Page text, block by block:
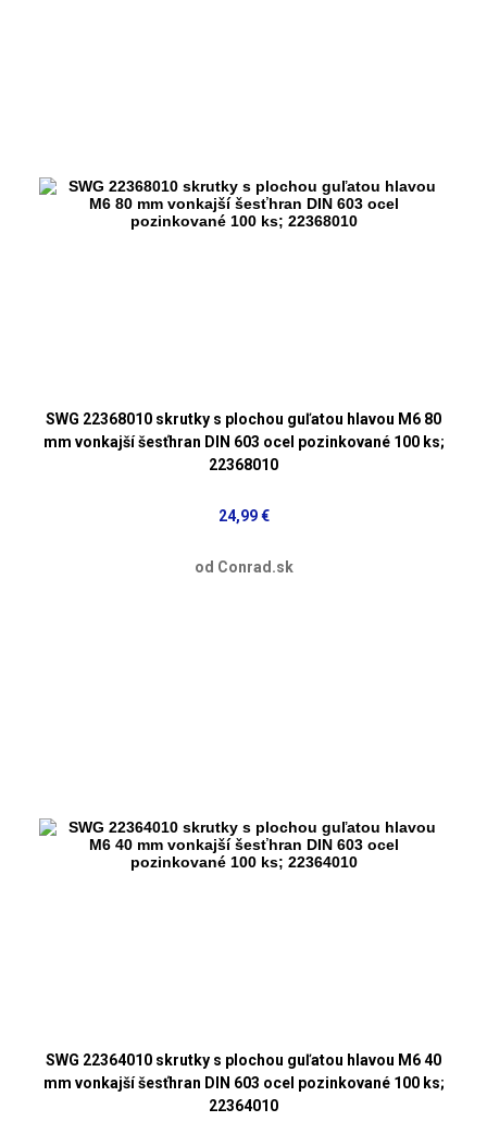
SWG 22368010 skrutky s plochou guľatou hlavou M6 80
mm vonkajší šesťhran DIN 603 ocel pozinkované 100 ks;
22368010
24,99 €
od Conrad.sk
SWG 22364010 skrutky s plochou guľatou hlavou M6 40
mm vonkajší šesťhran DIN 603 ocel pozinkované 100 ks;
22364010